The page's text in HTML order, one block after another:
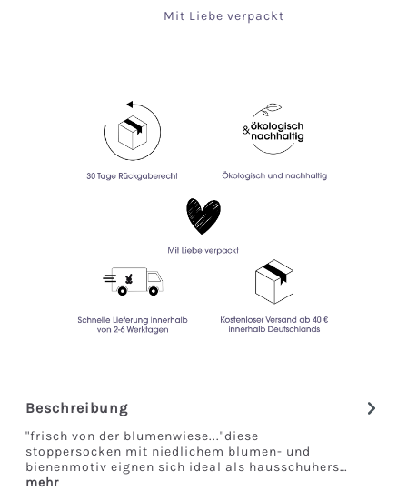
Mit Liebe verpackt
Beschreibung
"frisch von der blumenwiese..."diese
stoppersocken mit niedlichem blumen- und
bienenmotiv eignen sich ideal als hausschuhers…
mehr